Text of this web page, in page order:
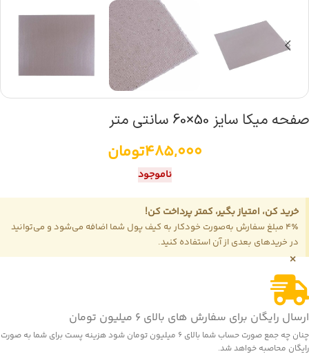
صفحه میکا سایز 50×60 سانتی متر
485,000تومان
ناموجود
خرید کن، امتیاز بگیر، کمتر پرداخت کن!
4٪ مبلغ سفارش به‌صورت خودکار به کیف پول شما اضافه می‌شود و می‌توانید
در خریدهای بعدی از آن استفاده کنید.
×
ارسال رایگان برای سفارش های بالای 6 میلیون تومان
چنان چه جمع صورت حساب شما بالای 6 میلیون تومان شود هزینه پست برای شما به صورت
رایگان محاصبه خواهد شد.